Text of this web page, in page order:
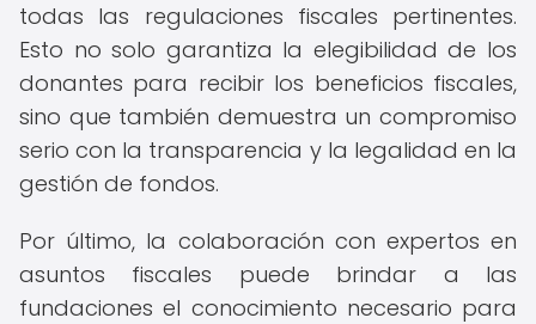
todas las regulaciones fiscales pertinentes.
Esto no solo garantiza la elegibilidad de los
donantes para recibir los beneficios fiscales,
sino que también demuestra un compromiso
serio con la transparencia y la legalidad en la
gestión de fondos.
Por último, la colaboración con expertos en
asuntos fiscales puede brindar a las
fundaciones el conocimiento necesario para